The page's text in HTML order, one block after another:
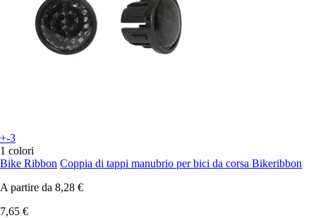
+-3
1 colori
Bike Ribbon Coppia di tappi manubrio per bici da corsa Bikeribbon
A partire da 8,28 €
7,65 €